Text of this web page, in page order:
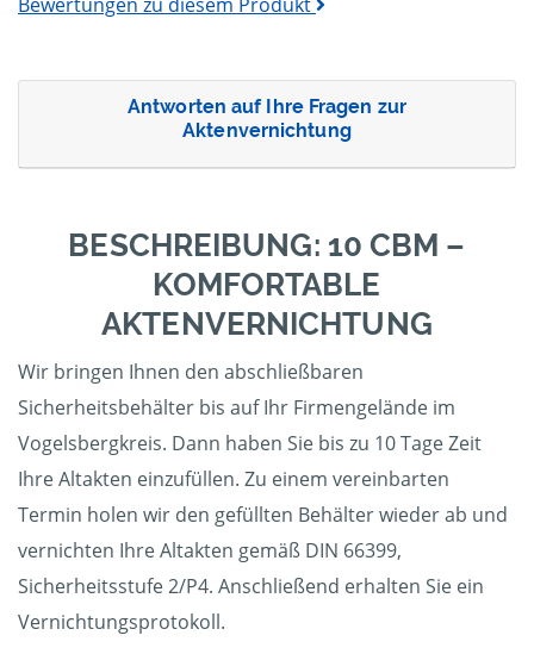
Antworten auf Ihre Fragen zur
Aktenvernichtung
BESCHREIBUNG: 10 CBM –
KOMFORTABLE
AKTENVERNICHTUNG
Wir bringen Ihnen den abschließbaren
Sicherheitsbehälter bis auf Ihr Firmengelände im
Vogelsbergkreis. Dann haben Sie bis zu 10 Tage Zeit
Ihre Altakten einzufüllen. Zu einem vereinbarten
Termin holen wir den gefüllten Behälter wieder ab und
vernichten Ihre Altakten gemäß DIN 66399,
Sicherheitsstufe 2/P4. Anschließend erhalten Sie ein
Vernichtungsprotokoll.